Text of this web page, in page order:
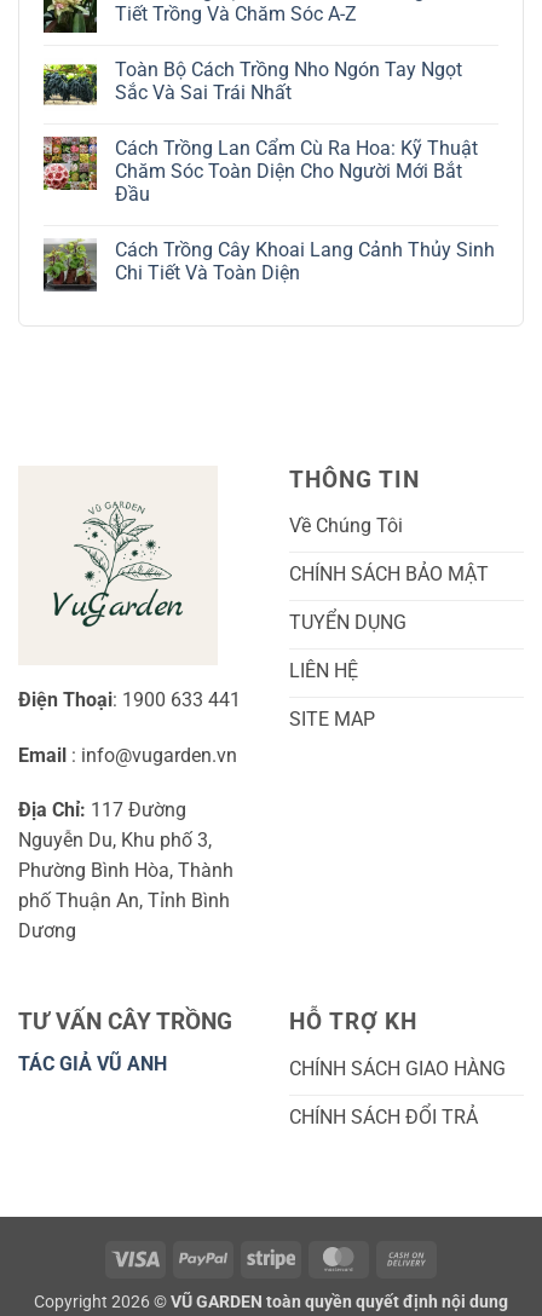
luận
Cây
Đô
La
Thuật
Chăm
Sóc
Lá
Tế
Tiết Trồng Và Chăm Sóc A-Z
bình
luận
ở
Địa
Lan
Tứ
Thời:
Chi
Tiết
Trồng
Toàn Bộ Cách Trồng Nho Ngón Tay Ngọt
Sắc Và Sai Trái Nhất
bình
luận
ở
Toàn
Trồng
Nho
Ngón
Cách Trồng Lan Cẩm Cù Ra Hoa: Kỹ Thuật
Chăm Sóc Toàn Diện Cho Người Mới Bắt
Đầu
bình
luận
ở
Lan
Cho
Người
Mới
Bắt
Đầu
Cách Trồng Cây Khoai Lang Cảnh Thủy Sinh
Chi Tiết Và Toàn Diện
bình
Chi
Tiết
Và
Toàn
Diện
Điện Thoại: 1900 633 441
Email : info@vugarden.vn
Địa Chỉ: 117 Đường
Nguyễn Du, Khu phố 3,
Phường Bình Hòa, Thành
phố Thuận An, Tỉnh Bình
Dương
THÔNG TIN
Về Chúng Tôi
CHÍNH SÁCH BẢO MẬT
TUYỂN DỤNG
LIÊN HỆ
SITE MAP
TƯ VẤN CÂY TRỒNG
TÁC GIẢ VŨ ANH
HỖ TRỢ KH
CHÍNH SÁCH GIAO HÀNG
CHÍNH SÁCH ĐỔI TRẢ
Visa PayPal Stripe MasterCard
Copyright 2026 ©VŨ GARDEN toàn quyền quyết định nội dung